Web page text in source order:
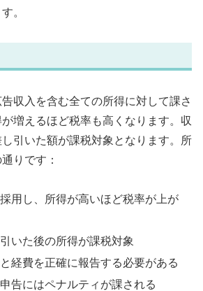
。
収入を含む全ての所得に対して課さ
増えるほど税率も高くなります。収
引いた額が課税対象となります。所
りです：
用し、所得が高いほど税率が上が
いた後の所得が課税対象
経費を正確に報告する必要がある
告にはペナルティが課される